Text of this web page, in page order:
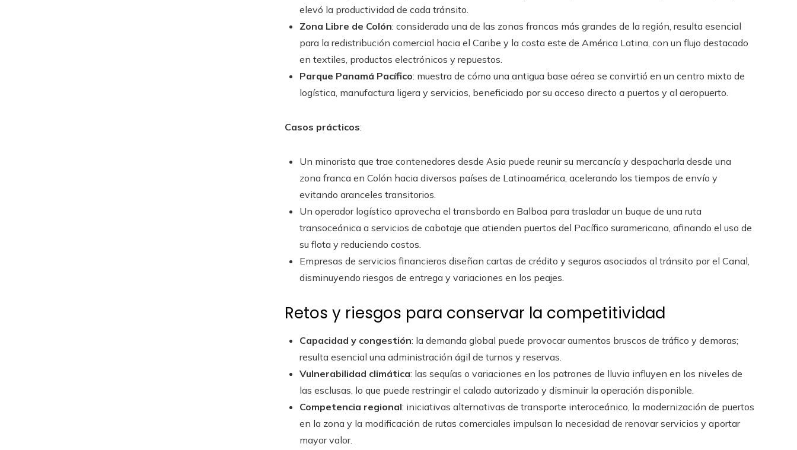
elevó la productividad de cada tránsito.
Zona Libre de Colón: considerada una de las zonas francas más grandes de la región, resulta esencial
para la redistribución comercial hacia el Caribe y la costa este de América Latina, con un flujo destacado
en textiles, productos electrónicos y repuestos.
Parque Panamá Pacífico: muestra de cómo una antigua base aérea se convirtió en un centro mixto de
logística, manufactura ligera y servicios, beneficiado por su acceso directo a puertos y al aeropuerto.
Casos prácticos:
Un minorista que trae contenedores desde Asia puede reunir su mercancía y despacharla desde una
zona franca en Colón hacia diversos países de Latinoamérica, acelerando los tiempos de envío y
evitando aranceles transitorios.
Un operador logístico aprovecha el transbordo en Balboa para trasladar un buque de una ruta
transoceánica a servicios de cabotaje que atienden puertos del Pacífico suramericano, afinando el uso de
su flota y reduciendo costos.
Empresas de servicios financieros diseñan cartas de crédito y seguros asociados al tránsito por el Canal,
disminuyendo riesgos de entrega y variaciones en los peajes.
Retos y riesgos para conservar la competitividad
Capacidad y congestión: la demanda global puede provocar aumentos bruscos de tráfico y demoras;
resulta esencial una administración ágil de turnos y reservas.
Vulnerabilidad climática: las sequías o variaciones en los patrones de lluvia influyen en los niveles de
las esclusas, lo que puede restringir el calado autorizado y disminuir la operación disponible.
Competencia regional: iniciativas alternativas de transporte interoceánico, la modernización de puertos
en la zona y la modificación de rutas comerciales impulsan la necesidad de renovar servicios y aportar
mayor valor.